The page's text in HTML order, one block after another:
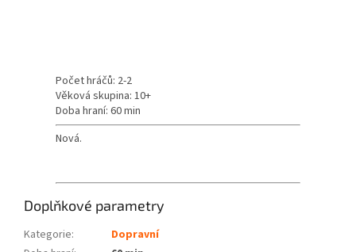
Počet hráčů: 2-2
Věková skupina: 10+
Doba hraní: 60 min
Nová.
Doplňkové parametry
Kategorie:
Dopravní